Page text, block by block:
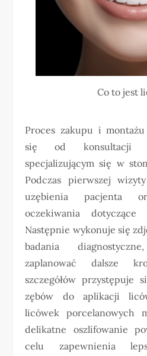
Co to jest
Proces zakupu i
się od konsultacji
specjalizującym się w
Podczas pierwszej
uzębienia pacjenta
oczekiwania dotyczące
Następnie wykonuje się
badania
zaplanować dalsze
szczegółów przystępuje
zębów do aplikacji
licówek porcelanowych
delikatne oszlifowanie
celu zapewnienia